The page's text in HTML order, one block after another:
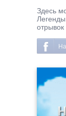
Здесь
отрывок